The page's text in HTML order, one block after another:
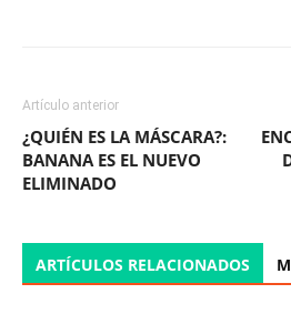
Artículo anterior
¿QUIÉN ES LA MÁSCARA?:
BANANA ES EL NUEVO
ELIMINADO
ARTÍCULOS RELACIONADOS